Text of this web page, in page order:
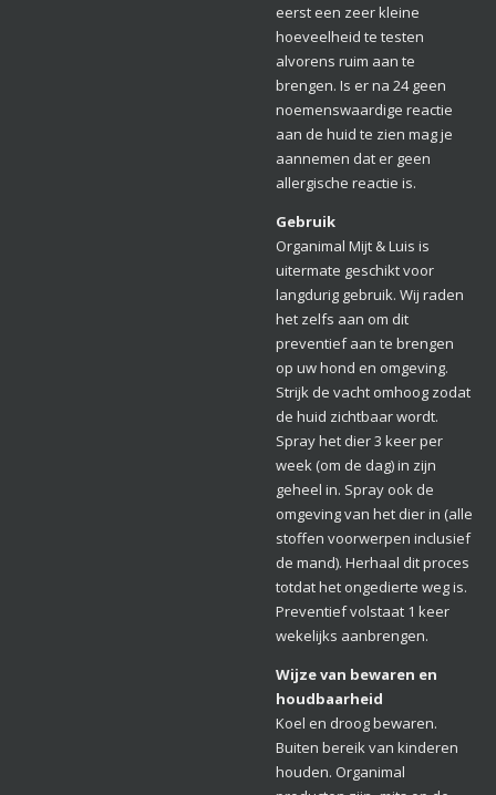
eerst een zeer kleine
hoeveelheid te testen
alvorens ruim aan te
brengen. Is er na 24 geen
noemenswaardige reactie
aan de huid te zien mag je
aannemen dat er geen
allergische reactie is.
Gebruik
Organimal Mijt & Luis is
uitermate geschikt voor
langdurig gebruik. Wij raden
het zelfs aan om dit
preventief aan te brengen
op uw hond en omgeving.
Strijk de vacht omhoog zodat
de huid zichtbaar wordt.
Spray het dier 3 keer per
week (om de dag) in zijn
geheel in. Spray ook de
omgeving van het dier in (alle
stoffen voorwerpen inclusief
de mand). Herhaal dit proces
totdat het ongedierte weg is.
Preventief volstaat 1 keer
wekelijks aanbrengen.
Wijze van bewaren en
houdbaarheid
Koel en droog bewaren.
Buiten bereik van kinderen
houden. Organimal